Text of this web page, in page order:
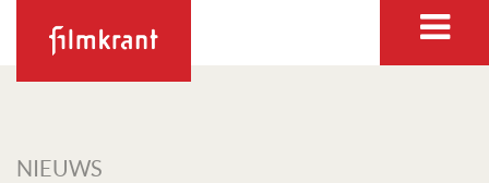
NIEUWS